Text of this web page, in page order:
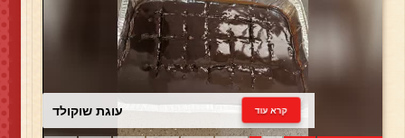
עוגת שוקולד קרא עוד